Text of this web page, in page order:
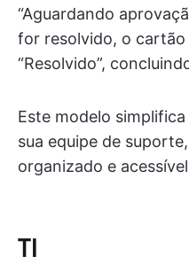
“Aguardando
for resolvido, o cartão
“Resolvido”,
Este modelo
sua equipe de
organizado e
TI